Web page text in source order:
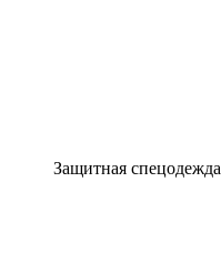
Защитная спецодежда